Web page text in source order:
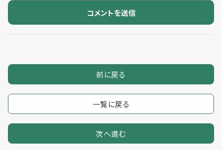
前に戻る
一覧に戻る
次へ進む